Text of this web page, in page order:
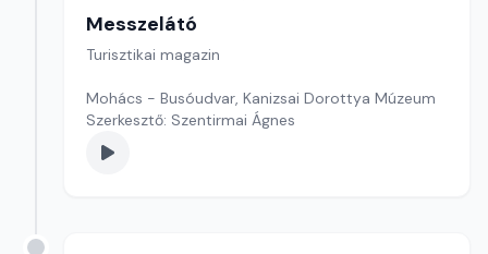
Messzelátó
Turisztikai magazin
Mohács - Busóudvar, Kanizsai Dorottya Múzeum
Szerkesztő: Szentirmai Ágnes